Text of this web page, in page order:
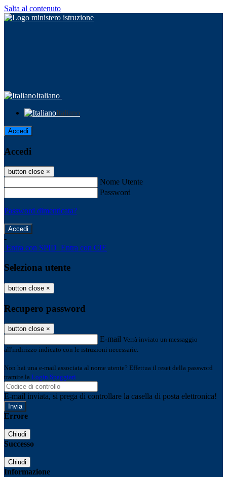
Salta al contenuto
Italiano
Italiano
Accedi
Accedi
button close ×
Nome Utente
Password
Password dimenticata?
-
Entra con SPID Entra con CIE
Seleziona utente
button close ×
Recupero password
button close ×
E-mail Verrà inviato un messaggio
all'indirizzo indicato con le istruzioni necessarie.
Non hai una e-mail associata al nome utente? Effettua il reset della password
tramite la Login Spaggiari
E-mail inviata, si prega di controllare la casella di posta elettronica!
Errore
Chiudi
Successo
Chiudi
Informazione